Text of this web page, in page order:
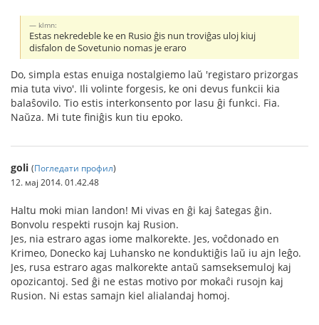
klmn:
Estas nekredeble ke en Rusio ĝis nun troviĝas uloj kiuj
disfalon de Sovetunio nomas je eraro
Do, simpla estas enuiga nostalgiemo laŭ 'registaro prizorgas
mia tuta vivo'. Ili volinte forgesis, ke oni devus funkcii kia
balaŝovilo. Tio estis interkonsento por lasu ĝi funkci. Fia.
Naŭza. Mi tute finiĝis kun tiu epoko.
goli (Погледати профил)
12. мај 2014. 01.42.48
Haltu moki mian landon! Mi vivas en ĝi kaj ŝategas ĝin.
Bonvolu respekti rusojn kaj Rusion.
Jes, nia estraro agas iome malkorekte. Jes, voĉdonado en
Krimeo, Donecko kaj Luhansko ne konduktiĝis laŭ iu ajn leĝo.
Jes, rusa estraro agas malkorekte antaŭ samseksemuloj kaj
opozicantoj. Sed ĝi ne estas motivo por mokaĉi rusojn kaj
Rusion. Ni estas samajn kiel alialandaj homoj.